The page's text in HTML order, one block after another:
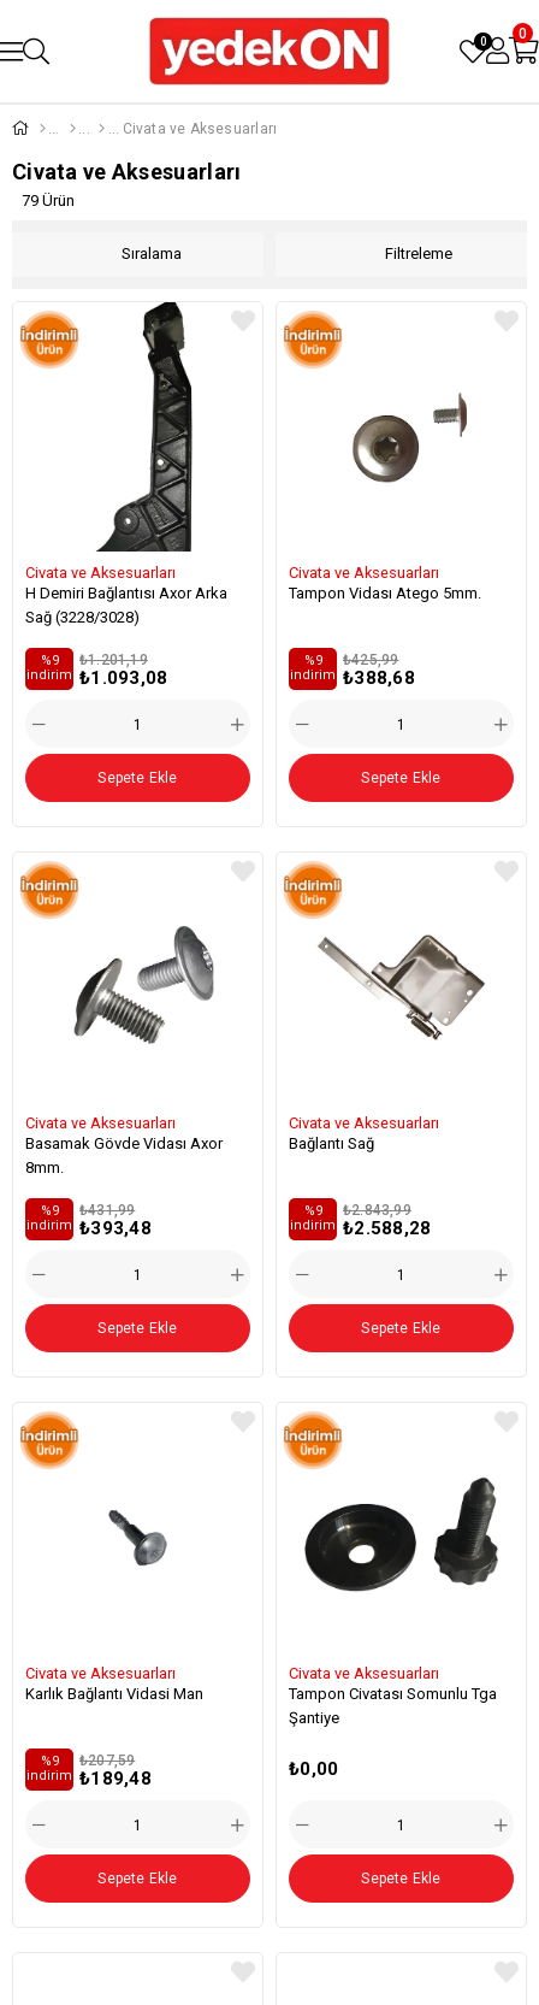
0 0
Civata ve Aksesuarları
Civata ve Aksesuarları
Filtreleme
Sıralama
79 Ürün
Civata ve Aksesuarları
H Demiri Bağlantısı Axor Arka
Sağ (3228/3028)
₺1.093,08
₺1.201,19
%9
i̇ndirim
Sepete Ekle
Civata ve Aksesuarları
Tampon Vidası Atego 5mm.
₺388,68
₺425,99
%9
i̇ndirim
Sepete Ekle
Civata ve Aksesuarları
Basamak Gövde Vidası Axor
8mm.
₺393,48
₺431,99
%9
i̇ndirim
Sepete Ekle
Civata ve Aksesuarları
Bağlantı Sağ
₺2.588,28
₺2.843,99
%9
i̇ndirim
Sepete Ekle
Civata ve Aksesuarları
Karlık Bağlantı Vidasi Man
₺189,48
₺207,59
%9
i̇ndirim
Sepete Ekle
Civata ve Aksesuarları
Tampon Civatası Somunlu Tga
Şantiye
₺0,00
Sepete Ekle